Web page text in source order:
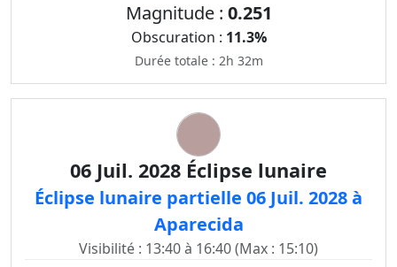
Magnitude : 0.251
Obscuration : 11.3%
Durée totale : 2h 32m
06 Juil. 2028 Éclipse lunaire
Éclipse lunaire partielle 06 Juil. 2028 à
Aparecida
Visibilité : 13:40 à 16:40 (Max : 15:10)